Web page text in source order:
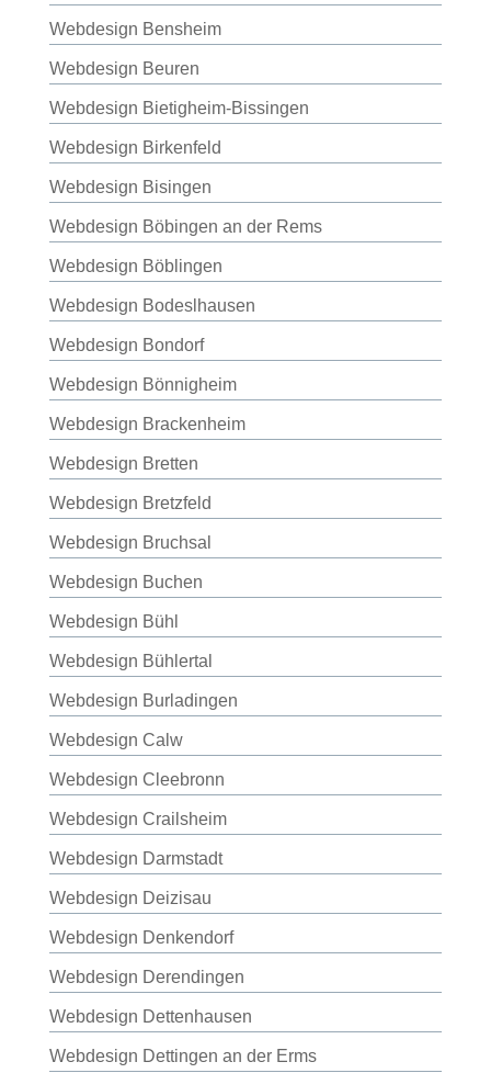
Webdesign Bensheim
Webdesign Beuren
Webdesign Bietigheim-Bissingen
Webdesign Birkenfeld
Webdesign Bisingen
Webdesign Böbingen an der Rems
Webdesign Böblingen
Webdesign Bodeslhausen
Webdesign Bondorf
Webdesign Bönnigheim
Webdesign Brackenheim
Webdesign Bretten
Webdesign Bretzfeld
Webdesign Bruchsal
Webdesign Buchen
Webdesign Bühl
Webdesign Bühlertal
Webdesign Burladingen
Webdesign Calw
Webdesign Cleebronn
Webdesign Crailsheim
Webdesign Darmstadt
Webdesign Deizisau
Webdesign Denkendorf
Webdesign Derendingen
Webdesign Dettenhausen
Webdesign Dettingen an der Erms